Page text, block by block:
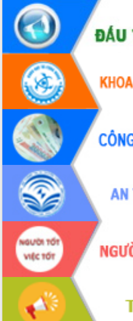
Đắk Lắk ký kết thỏa thuận hợp tác về
chuyển đổi số giai đoạn 2026 – 2030
với Tập đoàn Bưu chính Viễn thông
Việt Nam
Thứ trưởng Bộ Y tế làm việc với tỉnh
Đắk Lắk về phát triển nhân lực y tế
cho trạm y tế cấp xã
Du lịch Đắk Lắk nâng tầm trải nghiệm
du khách thông qua Hệ thống cơ sở dữ
liệu và Bản đồ số
Tập huấn ứng dụng trí tuệ nhân tạo (AI)
trong thương mại điện tử năm 2026
Đoàn đại biểu Quốc hội tỉnh Đắk Lắk
trao đổi thông tin trước Kỳ họp thứ
nhất, Quốc hội khóa XVI
Quyết liệt cải cách hành chính, khơi
thông nguồn lực phát triển
Nâng cao hiệu lực, hiệu quả HĐND
tỉnh thông qua hiện đại hóa hành chính
Xã Ea Phê gắn cải cách hành chính với
chuyển đổi số
Phó Chủ tịch Thường trực UBND tỉnh
Hồ Thị Nguyên Thảo làm việc tại Trung
tâm Phục vụ hành chính công xã Ea